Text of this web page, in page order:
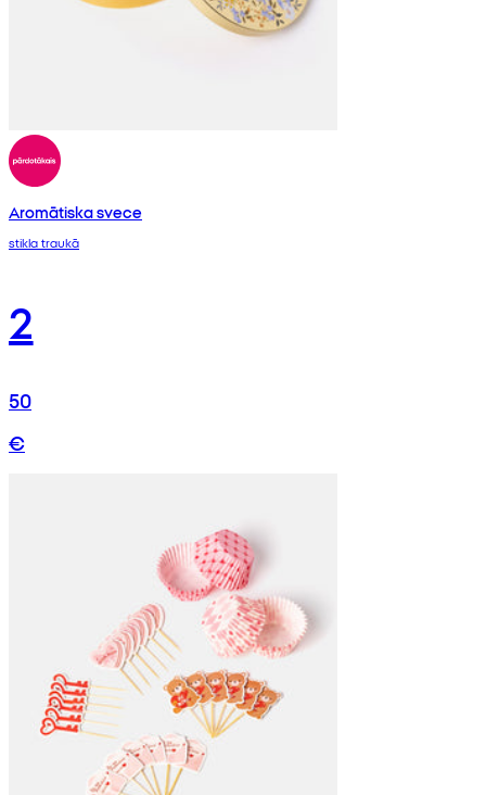
Aromātiska svece
stikla traukā
2
50
€